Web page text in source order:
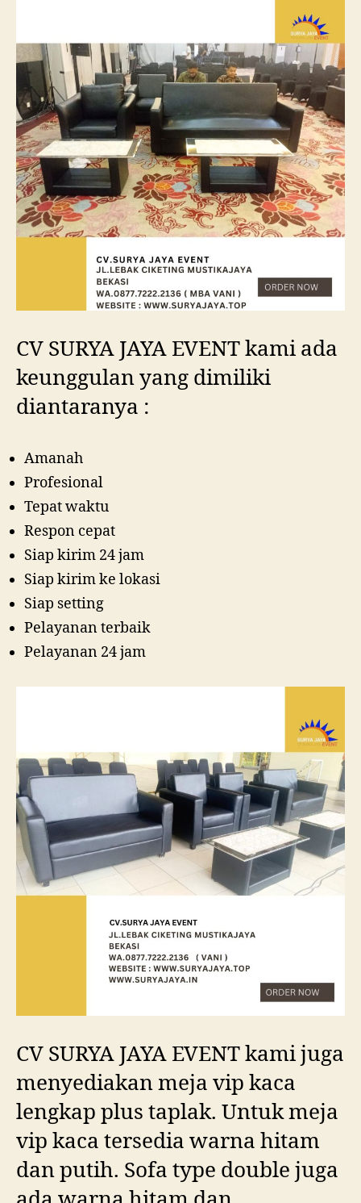
CV SURYA JAYA EVENT kami ada
keunggulan yang dimiliki
diantaranya :
Amanah
Profesional
Tepat waktu
Respon cepat
Siap kirim 24 jam
Siap kirim ke lokasi
Siap setting
Pelayanan terbaik
Pelayanan 24 jam
CV SURYA JAYA EVENT kami juga
menyediakan meja vip kaca
lengkap plus taplak. Untuk meja
vip kaca tersedia warna hitam
dan putih. Sofa type double juga